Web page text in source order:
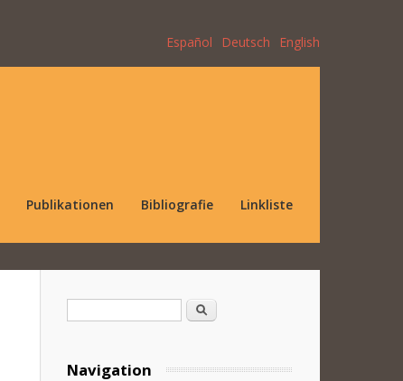
Español Deutsch English
Publikationen Bibliografie Linkliste
Suche
Navigation